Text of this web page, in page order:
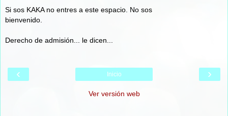
Si sos KAKA no entres a este espacio. No sos
bienvenido.
Derecho de admisión... le dicen...
‹ ›
Inicio
Ver versión web